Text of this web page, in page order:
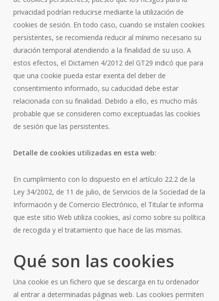
privacidad podrían reducirse mediante la utilización de
cookies de sesión. En todo caso, cuando se instalen cookies
persistentes, se recomienda reducir al mínimo necesario su
duración temporal atendiendo a la finalidad de su uso. A
estos efectos, el Dictamen 4/2012 del GT29 indicó que para
que una cookie pueda estar exenta del deber de
consentimiento informado, su caducidad debe estar
relacionada con su finalidad. Debido a ello, es mucho más
probable que se consideren como exceptuadas las cookies
de sesión que las persistentes.
Detalle de cookies utilizadas en esta web:
En cumplimiento con lo dispuesto en el artículo 22.2 de la
Ley 34/2002, de 11 de julio, de Servicios de la Sociedad de la
Información y de Comercio Electrónico, el Titular te informa
que este sitio Web utiliza cookies, así como sobre su política
de recogida y el tratamiento que hace de las mismas.
Qué son las cookies
Una cookie es un fichero que se descarga en tu ordenador
al entrar a determinadas páginas web. Las cookies permiten